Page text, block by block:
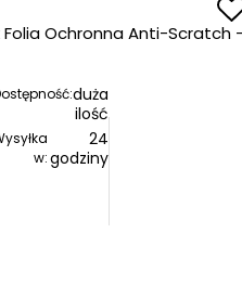
Ochronna Anti-Scratch
duża
ilość
w:
24
godziny